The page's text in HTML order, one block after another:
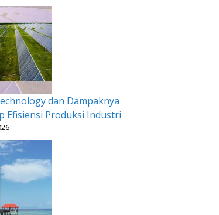
dan Dampaknya
Efisiensi Produksi Industri